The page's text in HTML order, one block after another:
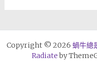
Copyright © 2026 蝸牛總
Radiateby